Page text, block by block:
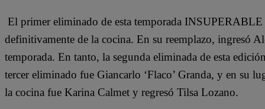
El primer eliminado de esta temporada
definitivamente de la cocina. En su reemplazo, ingresó
temporada. En tanto, la segunda eliminada de esta
tercer eliminado fue Giancarlo ‘Flaco’ Granda, y en su
la cocina fue Karina Calmet y regresó Tilsa Lozano.